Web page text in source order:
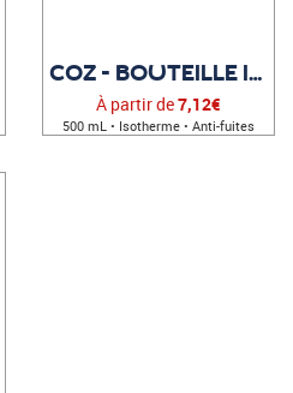
COZ - BOUTEILLE ISOTHERME
À partir de7,12€
500 mL • Isotherme • Anti-fuites